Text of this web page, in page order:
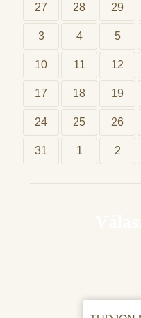
27 28 29
3 4 5
10 11 12
17 18 19
24 25 26
31 1 2